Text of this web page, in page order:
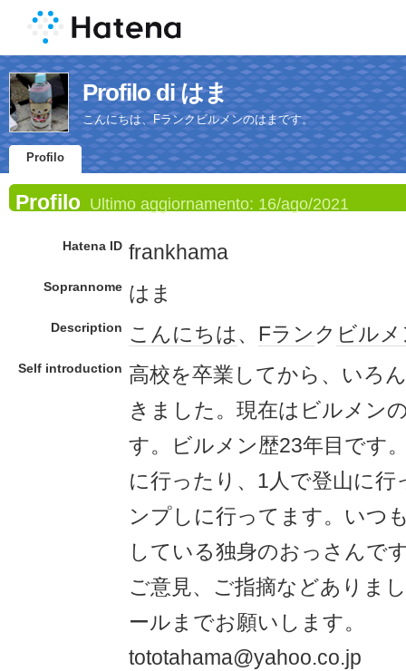
Profilo di はま
こんにちは、Fランクビルメンのはまです。
Profilo
Profilo Ultimo aggiornamento: 16/ago/2021
Hatena ID frankhama
Soprannome はま
Description こんにちは、 Fランク ビル
Self introduction 高校を卒業してから、いろ
きました。現在はビルメン
す。ビルメン歴23年目です
に行ったり、1人で登山に
ンプしに行ってます。いつ
している独身のおっさんで
ご意見、ご指摘などありま
ールまでお願いします。
tototahama@yahoo.co.jp